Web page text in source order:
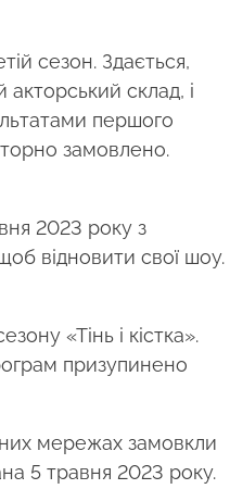
сезон. Здається,
склад, і
першого
замовлено.
2023 року з
відновити свої шоу.
«Тінь і кістка».
призупинено
мережах замовкли
5 травня 2023 року.